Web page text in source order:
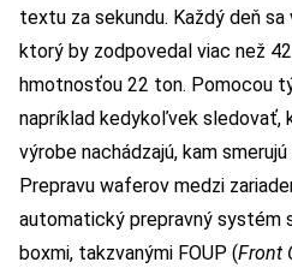
textu za sekundu. Každý deň
ktorý by zodpovedal viac než
hmotnosťou 22 ton. Pomocou
napríklad kedykoľvek sledovať,
výrobe nachádzajú, kam
Prepravu waferov medzi
automatický prepravný systém
boxmi, takzvanými FOUP (Front